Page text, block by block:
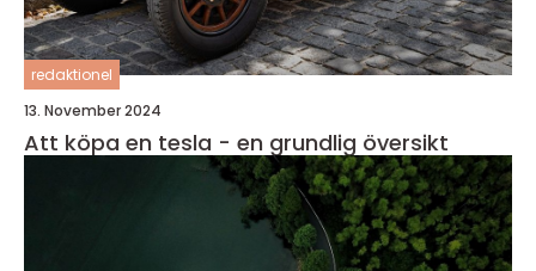
redaktionel
13. November 2024
Att köpa en tesla - en grundlig översikt